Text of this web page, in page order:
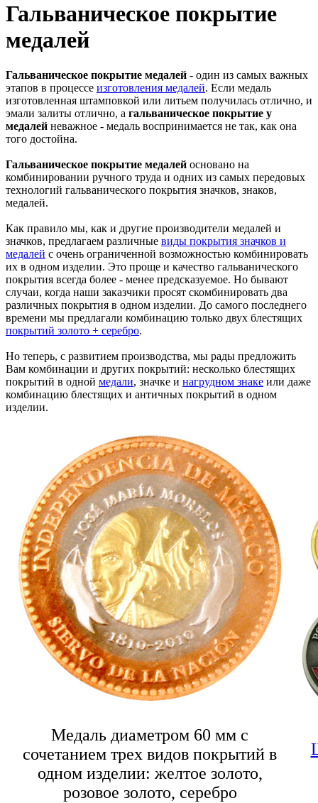
Гальваническое покрытие
медалей
Гальваническое покрытие медалей - один из самых важных
этапов в процессе изготовления медалей. Если медаль
изготовленная штамповкой или литьем получилась отлично, и
эмали залиты отлично, а гальваническое покрытие у
медалей неважное - медаль воспринимается не так, как она
того достойна.
Гальваническое покрытие медалей основано на
комбинировании ручного труда и одних из самых передовых
технологий гальванического покрытия значков, знаков,
медалей.
Как правило мы, как и другие производители медалей и
значков, предлагаем различные виды покрытия значков и
медалей с очень ограниченной возможностью комбинировать
их в одном изделии. Это проще и качество гальванического
покрытия всегда более - менее предсказуемое. Но бывают
случаи, когда наши заказчики просят скомбинировать два
различных покрытия в одном изделии. До самого последнего
времени мы предлагали комбинацию только двух блестящих
покрытий золото + серебро.
Но теперь, с развитием производства, мы рады предложить
Вам комбинации и других покрытий: несколько блестящих
покрытий в одной медали, значке и нагрудном знаке или даже
комбинацию блестящих и античных покрытий в одном
изделии.
Медаль диаметром 60 мм с
сочетанием трех видов покрытий в
одном изделии: желтое золото,
розовое золото, серебро